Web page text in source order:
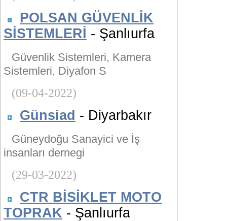
POLSAN GÜVENLİK
SİSTEMLERİ - Şanlıurfa
Güvenlik Sistemleri, Kamera
Sistemleri, Diyafon S
(09-04-2022)
Günsiad - Diyarbakır
Güneydoğu Sanayici ve İş
insanları dernegi
(29-03-2022)
CTR BİSİKLET MOTO
TOPRAK - Şanlıurfa